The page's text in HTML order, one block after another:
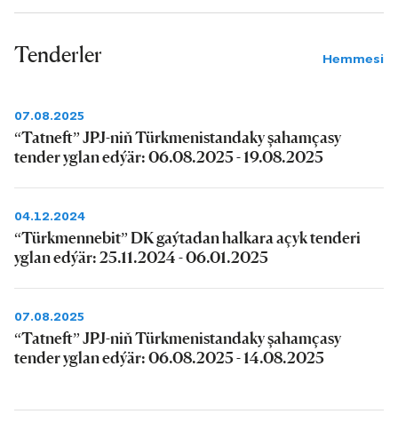
Tenderler Hemmesi
07.08.2025
“Tatneft” JPJ-niň Türkmenistandaky şahamçasy
tender yglan edýär: 06.08.2025 - 19.08.2025
04.12.2024
“Türkmennebit” DK gaýtadan halkara açyk tenderi
yglan edýär: 25.11.2024 - 06.01.2025
07.08.2025
“Tatneft” JPJ-niň Türkmenistandaky şahamçasy
tender yglan edýär: 06.08.2025 - 14.08.2025